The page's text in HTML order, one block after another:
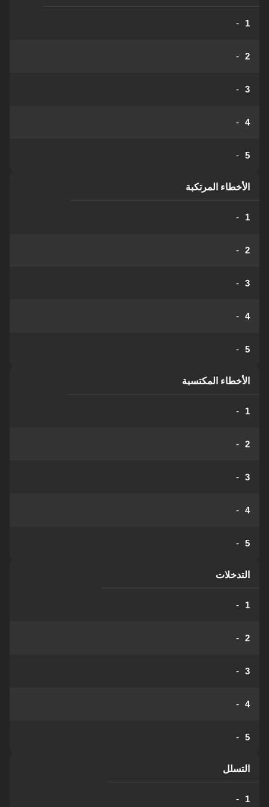
1
-
2
-
3
-
4
-
5
-
الأخطاء المرتكبة
1
-
2
-
3
-
4
-
5
-
الأخطاء المكتسبة
1
-
2
-
3
-
4
-
5
-
التدخلات
1
-
2
-
3
-
4
-
5
-
التسلل
1
-